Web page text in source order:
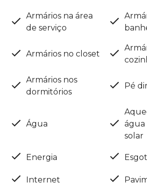
Armários na área
de serviço
Armários no closet
Armários nos
dormitórios
Pé
Água
água
solar
Energia
Internet